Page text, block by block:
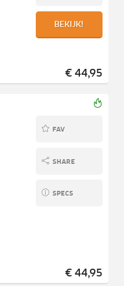
BEKIJK!
€ 44,95
FAV
SHARE
SPECS
€ 44,95